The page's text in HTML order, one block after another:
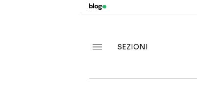
SEZIONI